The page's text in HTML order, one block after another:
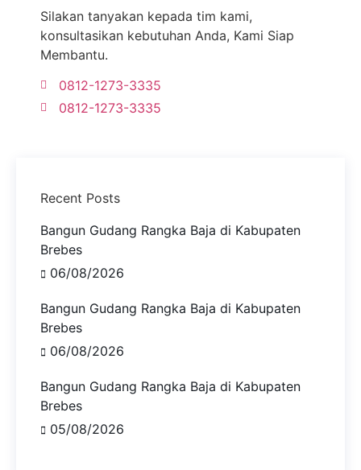
Silakan tanyakan kepada tim kami,
konsultasikan kebutuhan Anda, Kami Siap
Membantu.
0812-1273-3335
0812-1273-3335
Recent Posts
Bangun Gudang Rangka Baja di Kabupaten
Brebes
06/08/2026
Bangun Gudang Rangka Baja di Kabupaten
Brebes
06/08/2026
Bangun Gudang Rangka Baja di Kabupaten
Brebes
05/08/2026